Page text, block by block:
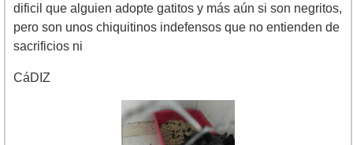
dificil que alguien adopte gatitos y más aún si son negritos,
pero son unos chiquitinos indefensos que no entienden de
sacrificios ni
CáDIZ